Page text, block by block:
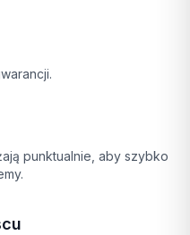
punktualnie, aby szybko